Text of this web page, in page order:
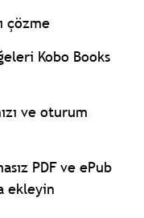
çözme
Kobo Books
ve oturum
PDF ve ePub
ekleyin